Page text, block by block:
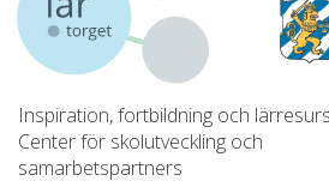
Inspiration, fortbildning och
Center för skolutveckling och
samarbetspartners